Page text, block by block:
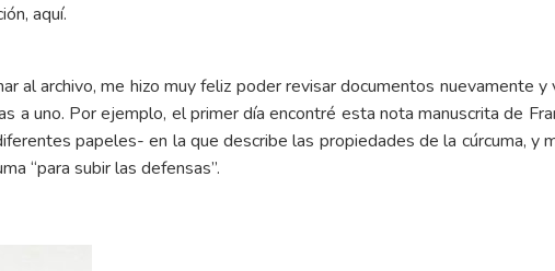
aquí.
al archivo, me hizo muy feliz poder revisar documentos nuevamente
a uno. Por ejemplo, el primer día encontré esta nota manuscrita de
papeles- en la que describe las propiedades de la cúrcuma, y
“para subir las defensas”.